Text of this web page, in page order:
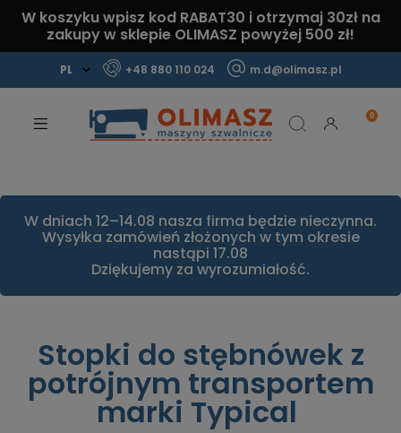
W koszyku wpisz kod RABAT30 i otrzymaj 30złna
zakupy w sklepie OLIMASZ powyżej 500 zł!
+48 880 110 024 m.d@olimasz.pl
Sprawdź!
W dniach 12–14.08 nasza firma będzie nieczynna.
Wysyłka zamówień złożonych w tym okresie
nastąpi 17.08
Dziękujemy za wyrozumiałość.
Stopki do stębnówek z
potrójnym transportem
marki Typical